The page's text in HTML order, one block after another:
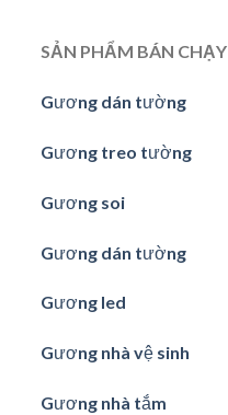
SẢN PHẨM BÁN CHẠY
Gương dán tường
Gương treo tường
Gương soi
Gương dán tường
Gương led
Gương nhà vệ sinh
Gương nhà tắm